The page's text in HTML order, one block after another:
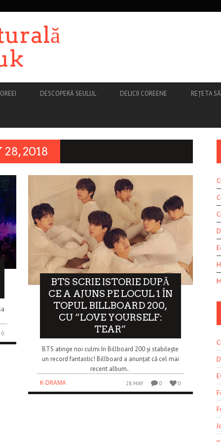
DESCOPERĂ SEULUL DELICII COREENE REȚETA
2018
0
BTS SCRIE ISTORIE DUPĂ
CE A AJUNS PE LOCUL 1 ÎN
TOPUL BILLBOARD 200,
CU “LOVE YOURSELF:
TEAR”
BTS atinge noi culmi în Billboard 200 și stabilește
un record fantastic! Billboard a anunțat că cel mai
recent album..
K-DRAMA
28 MAY 0 0